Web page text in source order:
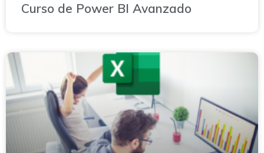
Curso de Power BI Avanzado